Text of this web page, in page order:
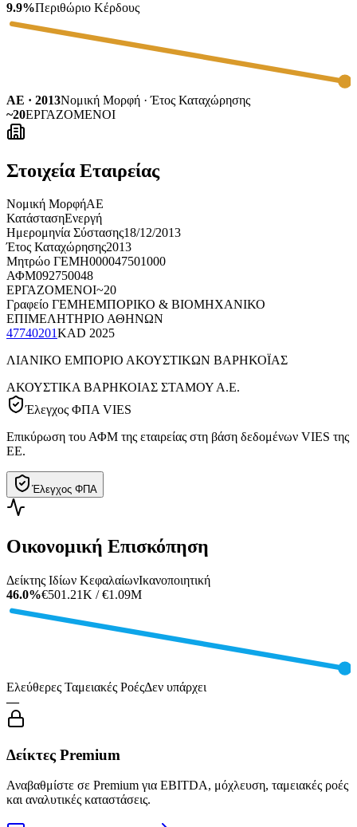
9.9%Περιθώριο Κέρδους
ΑΕ · 2013Νομική Μορφή · Έτος Καταχώρησης
~20ΕΡΓΑΖΟΜΕΝΟΙ
Στοιχεία Εταιρείας
Νομική ΜορφήΑΕ
ΚατάστασηΕνεργή
Ημερομηνία Σύστασης18/12/2013
Έτος Καταχώρησης2013
Μητρώο ΓΕΜΗ000047501000
ΑΦΜ092750048
ΕΡΓΑΖΟΜΕΝΟΙ~20
Γραφείο ΓΕΜΗΕΜΠΟΡΙΚΟ & ΒΙΟΜΗΧΑΝΙΚΟ
ΕΠΙΜΕΛΗΤΗΡΙΟ ΑΘΗΝΩΝ
47740201KAD 2025
ΛΙΑΝΙΚΟ ΕΜΠΟΡΙΟ ΑΚΟΥΣΤΙΚΩΝ ΒΑΡΗΚΟΪΑΣ
ΑΚΟΥΣΤΙΚΑ ΒΑΡΗΚΟΙΑΣ ΣΤΑΜΟΥ Α.Ε.
Έλεγχος ΦΠΑ VIES
Επικύρωση του ΑΦΜ της εταιρείας στη βάση δεδομένων VIES της
ΕΕ.
Έλεγχος ΦΠΑ
Οικονομική Επισκόπηση
Δείκτης Ιδίων ΚεφαλαίωνΙκανοποιητική
46.0%€501.21K / €1.09M
Ελεύθερες Ταμειακές ΡοέςΔεν υπάρχει
—
Δείκτες Premium
Αναβαθμίστε σε Premium για EBITDA, μόχλευση, ταμειακές ροές
και αναλυτικές καταστάσεις.